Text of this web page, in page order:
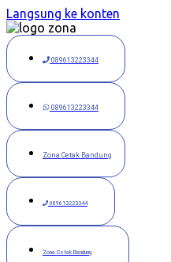
Langsung ke konten
089613223344
089613223344
Zona Cetak Bandung
089613223344
Zona Cetak Bandung